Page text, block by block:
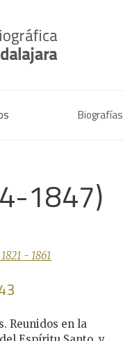
Biografías
1847)
- 1861
Reunidos en la